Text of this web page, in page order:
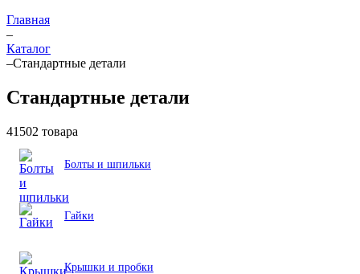
Главная
–
Каталог
–Стандартные детали
Стандартные детали
41502 товара
Болты и шпильки
Гайки
Крышки и пробки